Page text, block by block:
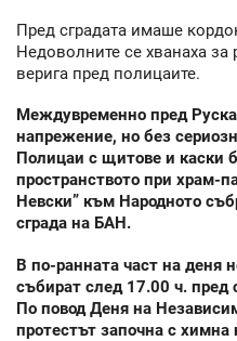
Пред сградата имаше
Недоволните се хванаха
верига пред полицаите.
Междувременно пред
напрежение, но без
Полицаи с щитове и каски
пространството при храм-
Невски” към Народното
сграда на БАН.
В по-ранната част на деня
събират след 17.00 ч. пред
По повод Деня на
протестът започна с химна